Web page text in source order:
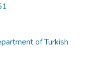
of Turkish